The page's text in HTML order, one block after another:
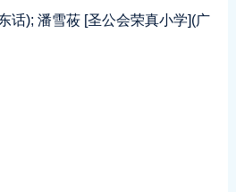
话); 潘雪莜 [圣公会荣真小学](广